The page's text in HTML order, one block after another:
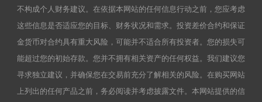
不构成个人财务建议。在依据本网站的任何信息行动之前，您应考虑
这些信息是否适应您的目标、财务状况和需求。投资差价合约和保证
金货币对合约具有重大风险，可能并不适合所有投资者。您的损失可
能超过您的初始存款。您并不拥有相关资产的任何权益。我们建议您
寻求独立建议，并确保您在交易前充分了解相关的风险。在购买网站
上列出的任何产品之前，务必阅读并考虑披露文件。本网站提供的信